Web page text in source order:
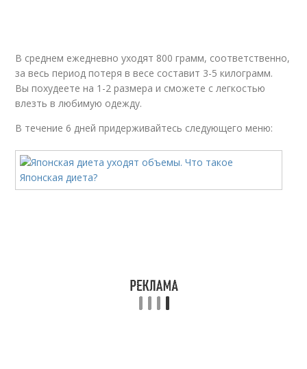
В среднем ежедневно уходят 800 грамм, соответственно,
за весь период потеря в весе составит 3-5 килограмм.
Вы похудеете на 1-2 размера и сможете с легкостью
влезть в любимую одежду.
В течение 6 дней придерживайтесь следующего меню: